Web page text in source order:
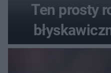
Ten prosty